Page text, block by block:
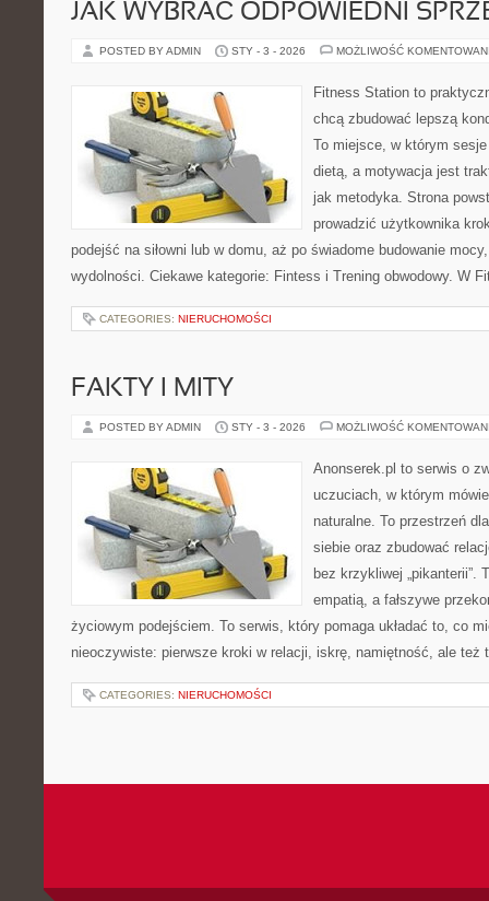
JAK WYBRAĆ ODPOWIEDNI
POSTED BY ADMIN STY - 3 - 2026 MOŻLIWOŚĆ
Fitness Station to
chcą zbudować lepszą
To miejsce, w którym
dietą, a motywacja jest
jak metodyka. Strona
prowadzić użytkownika
podejść na siłowni lub w domu, aż po świadome budowanie
wydolności. Ciekawe kategorie: Fintess i Trening obwodowy. W
CATEGORIES: NIERUCHOMOŚCI
FAKTY I MITY
POSTED BY ADMIN STY - 3 - 2026 MOŻLIWOŚĆ
Anonserek.pl to serwis o
uczuciach, w którym
naturalne. To przestrzeń
siebie oraz zbudować
bez krzykliwej „pikanterii”.
empatią, a fałszywe
życiowym podejściem. To serwis, który pomaga układać to, co
nieoczywiste: pierwsze kroki w relacji, iskrę, namiętność, ale
CATEGORIES: NIERUCHOMOŚCI